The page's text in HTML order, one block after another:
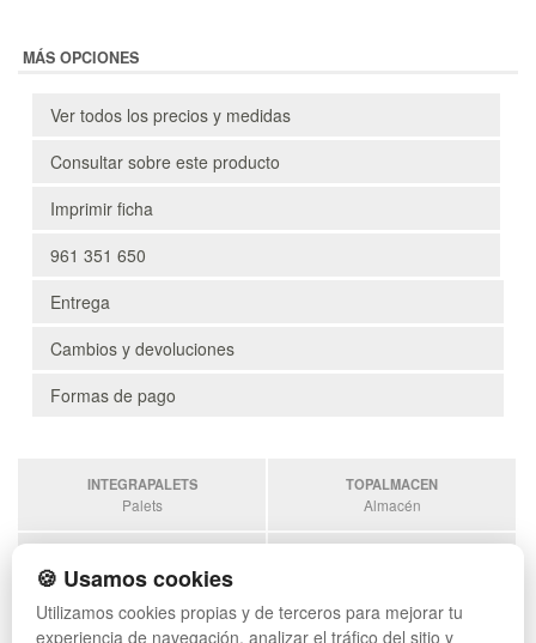
MÁS OPCIONES
Ver todos los precios y medidas
Consultar sobre este producto
Imprimir ficha
961 351 650
Entrega
Cambios y devoluciones
Formas de pago
INTEGRAPALETS
Palets
TOPALMACEN
Almacén
Sobrantes
ESTANTERIASKIT
🍪 Usamos cookies
Utilizamos cookies propias y de terceros para mejorar tu
experiencia de navegación, analizar el tráfico del sitio y